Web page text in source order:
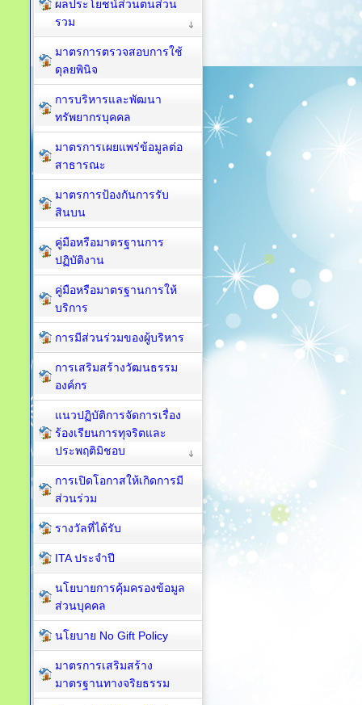
ผลประโยชน์ส่วนตนส่วน
รวม
มาตรการตรวจสอบการใช้
ดุลยพินิจ
การบริหารและพัฒนา
ทรัพยากรบุคคล
มาตรการเผยแพร่ข้อมูลต่อ
สาธารณะ
มาตรการป้องกันการรับ
สินบน
คู่มือหรือมาตรฐานการ
ปฏิบัติงาน
คู่มือหรือมาตรฐานการให้
บริการ
การมีส่วนร่วมของผู้บริหาร
การเสริมสร้างวัฒนธรรม
องค์กร
แนวปฏิบัติการจัดการเรื่อง
ร้องเรียนการทุจริตและ
ประพฤติมิชอบ
การเปิดโอกาสให้เกิดการมี
ส่วนร่วม
รางวัลที่ได้รับ
ITA ประจำปี
นโยบายการคุ้มครองข้อมูล
ส่วนบุคคล
นโยบาย No Gift Policy
มาตรการเสริมสร้าง
มาตรฐานทางจริยธรรม